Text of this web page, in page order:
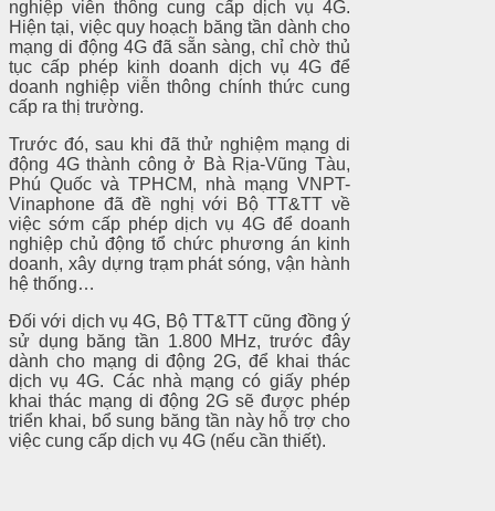
nghiệp viễn thông cung cấp dịch vụ 4G.
Hiện tại, việc quy hoạch băng tần dành cho
mạng di động 4G đã sẵn sàng, chỉ chờ thủ
tục cấp phép kinh doanh dịch vụ 4G để
doanh nghiệp viễn thông chính thức cung
cấp ra thị trường.
Trước đó, sau khi đã thử nghiệm mạng di
động 4G thành công ở Bà Rịa-Vũng Tàu,
Phú Quốc và TPHCM, nhà mạng VNPT-
Vinaphone đã đề nghị với Bộ TT&TT về
việc sớm cấp phép dịch vụ 4G để doanh
nghiệp chủ động tổ chức phương án kinh
doanh, xây dựng trạm phát sóng, vận hành
hệ thống…
Đối với dịch vụ 4G, Bộ TT&TT cũng đồng ý
sử dụng băng tần 1.800 MHz, trước đây
dành cho mạng di động 2G, để khai thác
dịch vụ 4G. Các nhà mạng có giấy phép
khai thác mạng di động 2G sẽ được phép
triển khai, bổ sung băng tần này hỗ trợ cho
việc cung cấp dịch vụ 4G (nếu cần thiết).